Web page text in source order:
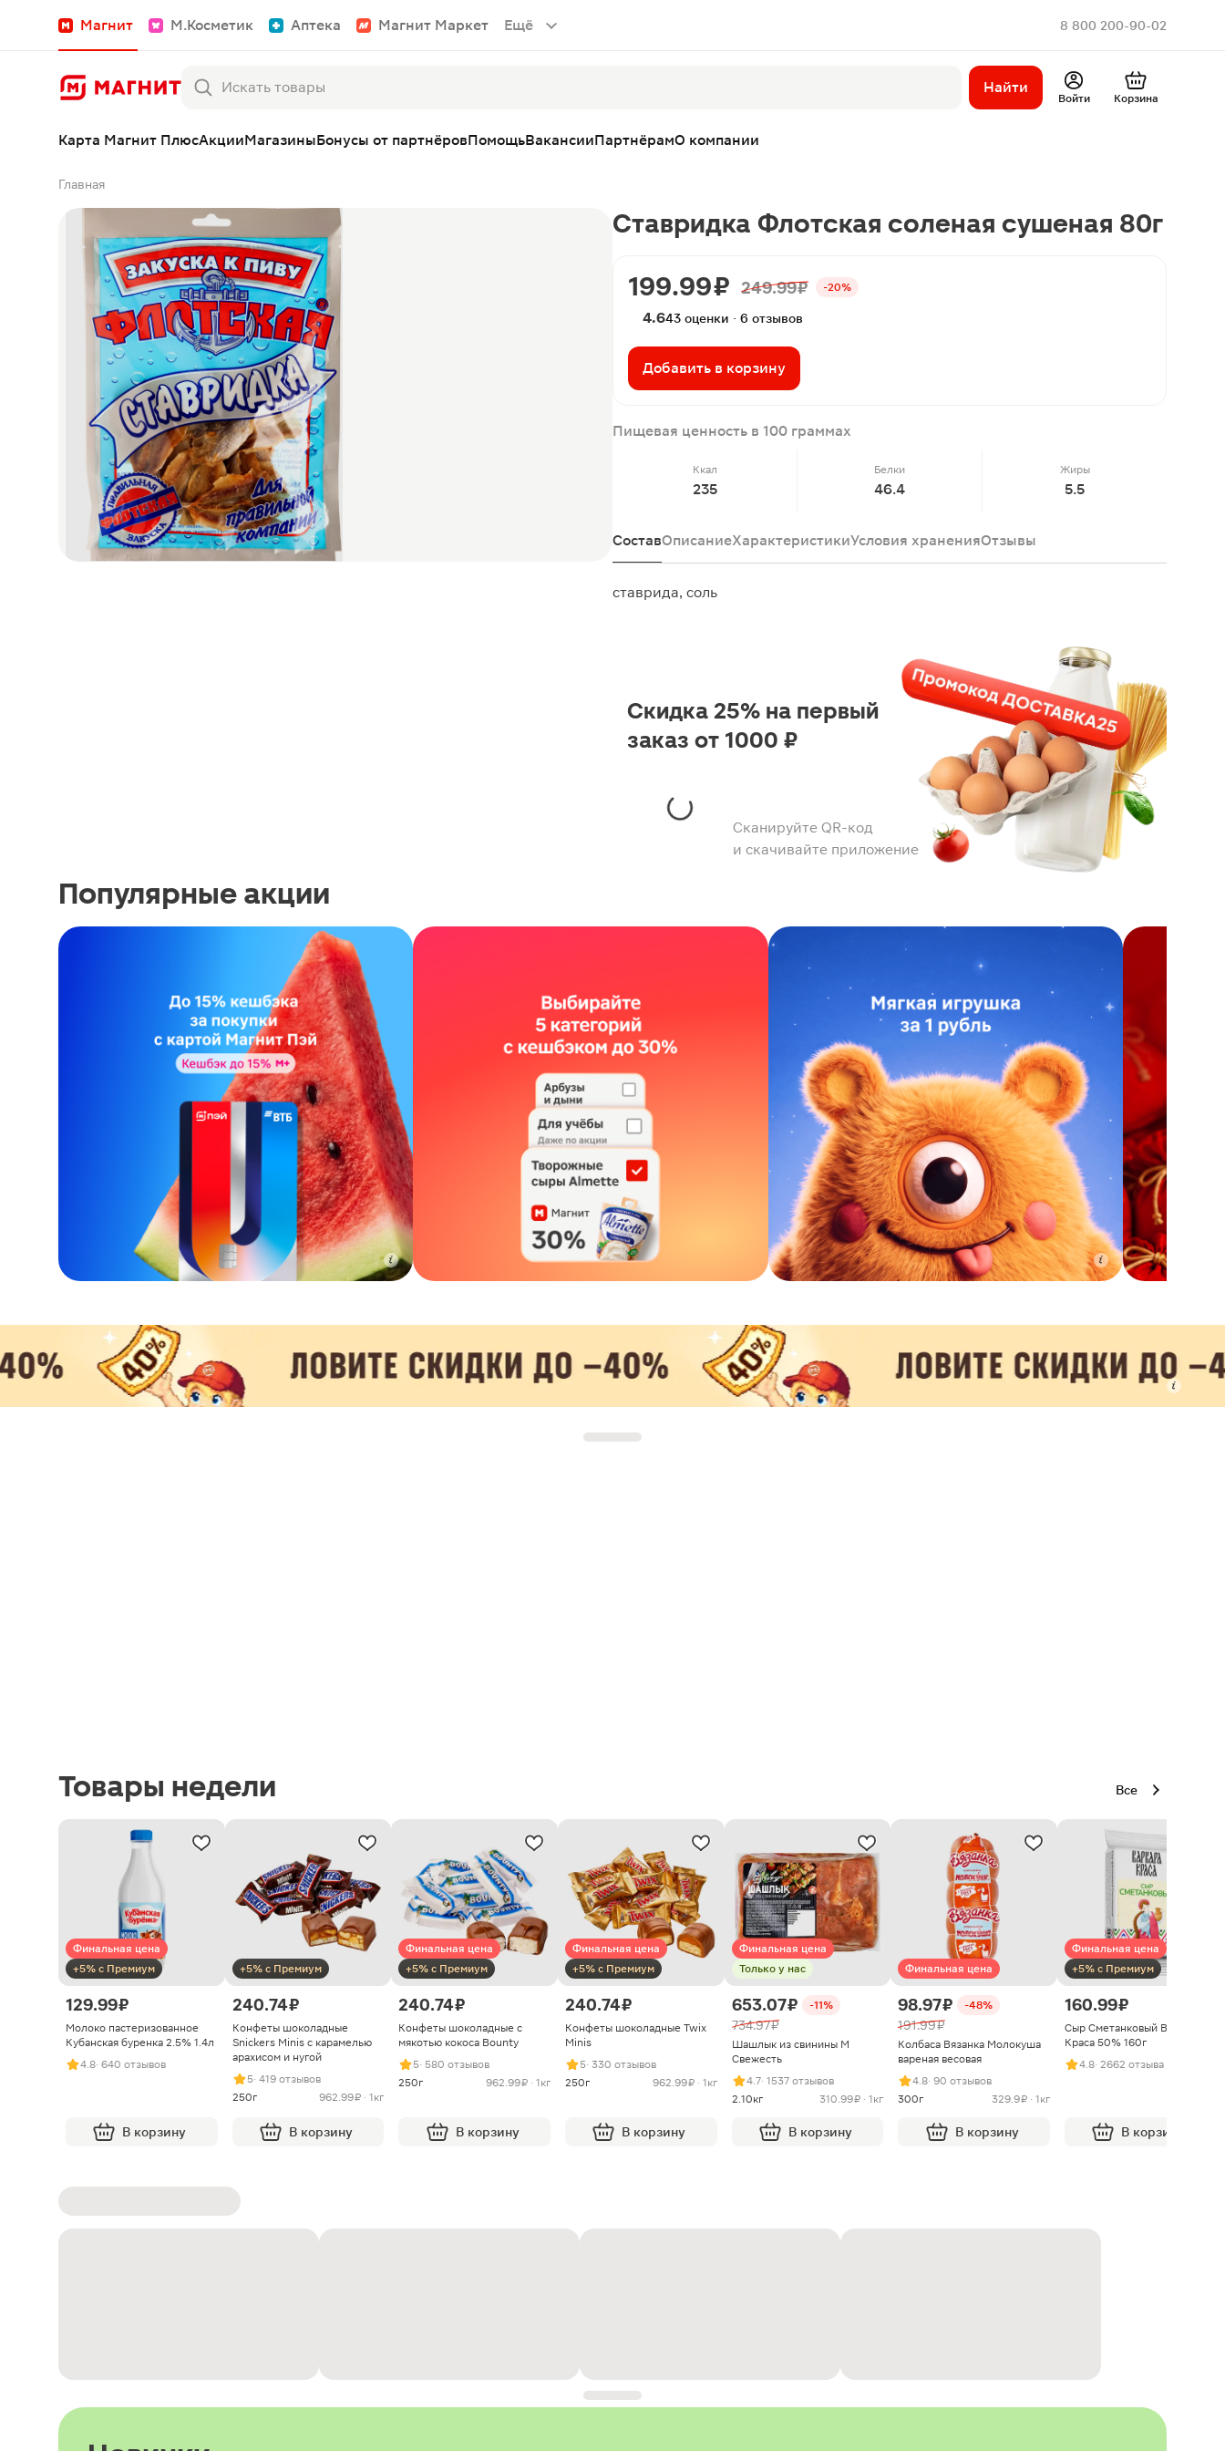
Магнит М.Косметик Аптека Магнит Маркет Ещё 8 800 200-90-02
Найти
Войти Корзина
Карта Магнит ПлюсАкцииМагазиныБонусы от партнёровПомощьВакансииПартнёрамО компании
Главная
Ставридка Флотская соленая сушеная 80г
199.99 ₽ 249.99 ₽ -20%
4.643 оценки · 6 отзывов
Добавить в корзину
Пищевая ценность в 100 граммах
Ккал
235
Белки
46.4
Жиры
5.5
СоставОписаниеХарактеристикиУсловия храненияОтзывы
ставрида, соль
Сканируйте QR-код
и скачивайте приложение
Скидка 25% на первый
заказ от 1000 ₽
Популярные акции
Товары недели Все
Финальная цена
+5% с Премиум
129.99 ₽
Молоко пастеризованное
Кубанская буренка 2.5% 1.4л
4.8· 640 отзывов
В корзину
+5% с Премиум
240.74 ₽
Конфеты шоколадные
Snickers Minis с карамелью
арахисом и нугой
5· 419 отзывов
250г
962.99 ₽ · 1кг
В корзину
Финальная цена
+5% с Премиум
240.74 ₽
Конфеты шоколадные с
мякотью кокоса Bounty
5· 580 отзывов
250г
962.99 ₽ · 1кг
В корзину
Финальная цена
+5% с Премиум
240.74 ₽
Конфеты шоколадные Twix
Minis
5· 330 отзывов
250г
962.99 ₽ · 1кг
В корзину
Финальная цена
Только у нас
653.07 ₽ -11%
734.97 ₽
Шашлык из свинины М
Свежесть
4.7· 1537 отзывов
2.10кг
310.99 ₽ · 1кг
В корзину
Финальная цена
98.97 ₽ -48%
191.99 ₽
Колбаса Вязанка Молокуша
вареная весовая
4.8· 90 отзывов
300г
329.9 ₽ · 1кг
В корзину
Финальная цена
+5% с Премиум
160.99 ₽
Сыр Сметанковый Варвара
Краса 50% 160г
4.8· 2662 отзыва
В корзину